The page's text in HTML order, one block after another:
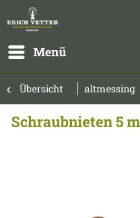
Menü
Übersicht altmessing
Schraubnieten 5